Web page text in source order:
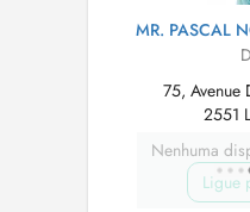
MR. PASCAL
75, Avenue
2551
Nenhuma
Ligue